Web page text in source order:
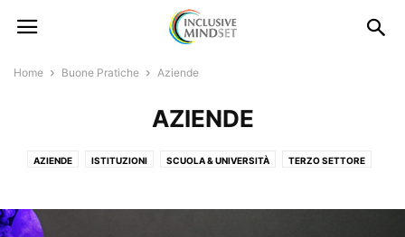
Home Buone Pratiche Aziende
AZIENDE
AZIENDE ISTITUZIONI SCUOLA & UNIVERSITÀ TERZO SETTORE